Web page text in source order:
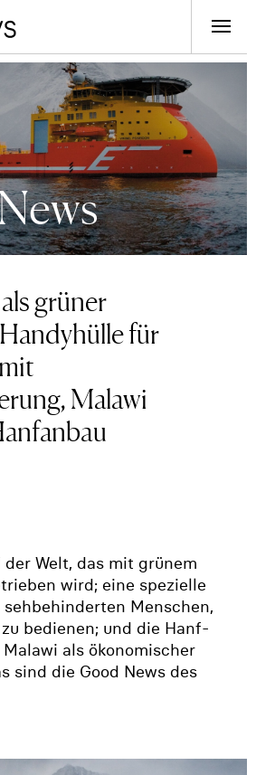
grüner
für
Malawi
Welt, das mit grünem
wird; eine spezielle
Menschen,
bedienen; und die Hanf-
als ökonomischer
sind die Good News des